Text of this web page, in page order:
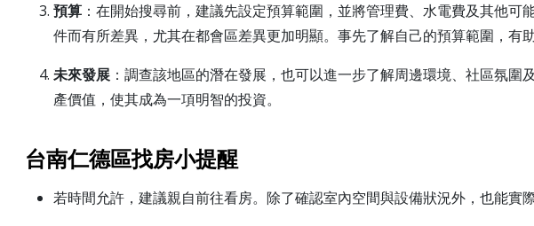
預算 ：在開始搜尋前，建議先設定預算範圍，並將管理費、水電費及其他
件而有所差異，尤其在都會區差異更加明顯。事先了解自己的預算範圍，有
未來發展 ：調查該地區的潛在發展，也可以進一步了解周邊環境、社區氛
產價值，使其成為一項明智的投資。
台南仁德區找房小提醒
若時間允許，建議親自前往看房。除了確認室內空間與設備狀況外，也能實